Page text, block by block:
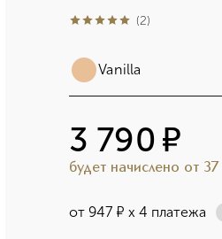
5из 52 (2)
Vanilla
3 790 ¤
будет начислено от 37
от 947 ¤ х 4 платежа